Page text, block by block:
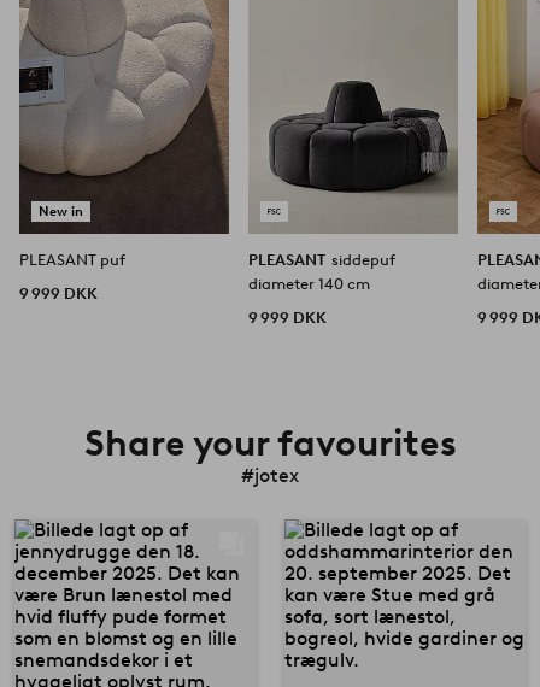
New in
PLEASANT puf
9 999 DKK
PLEASANT siddepuf
diameter 140 cm
9 999 DKK
9 999
Share your favourites
#jotex